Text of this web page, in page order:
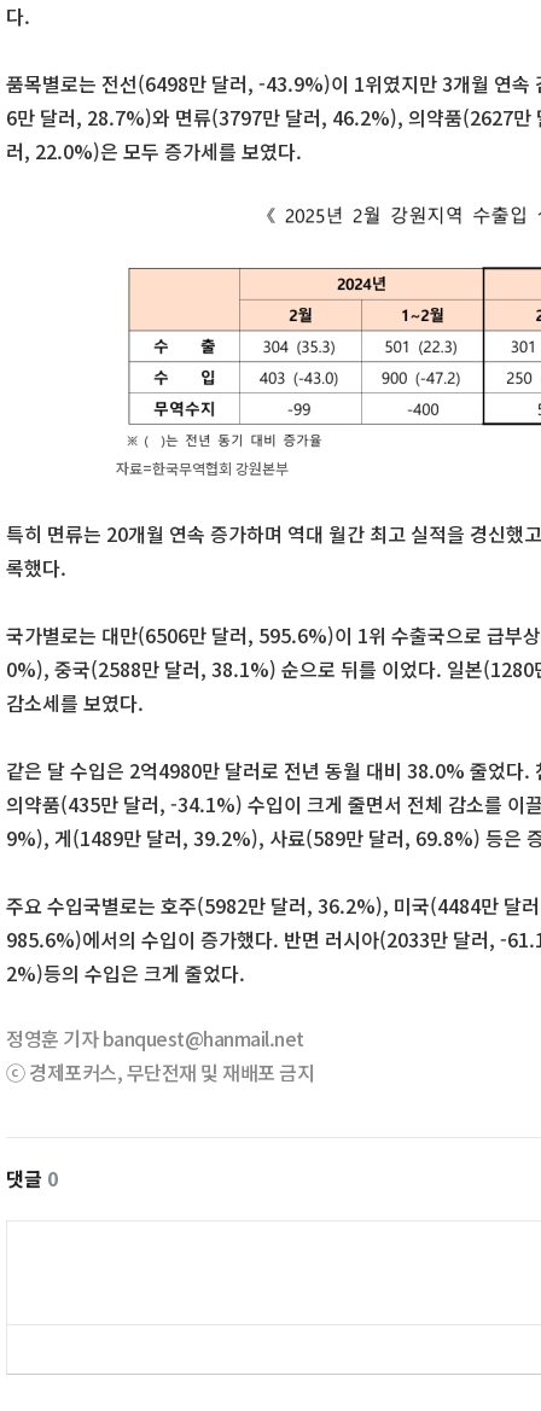
다.
품목별로는 전선(6498만 달러, -43.9%)이 1위였지만 3개월 연속
6만 달러, 28.7%)와 면류(3797만 달러, 46.2%), 의약품(2627
러, 22.0%)은 모두 증가세를 보였다.
자료=한국무역협회 강원본부
특히 면류는 20개월 연속 증가하며 역대 월간 최고 실적을 경신했
록했다.
국가별로는 대만(6506만 달러, 595.6%)이 1위 수출국으로 급부
0%), 중국(2588만 달러, 38.1%) 순으로 뒤를 이었다. 일본
감소세를 보였다.
같은 달 수입은 2억4980만 달러로 전년 동월 대비 38.0% 줄었
의약품(435만 달러, -34.1%) 수입이 크게 줄면서 전체 감소를 이
9%), 게(1489만 달러, 39.2%), 사료(589만 달러, 69.8%) 등은
주요 수입국별로는 호주(5982만 달러, 36.2%), 미국(4484만 달
985.6%)에서의 수입이 증가했다. 반면 러시아(2033만 달러, -
2%)등의 수입은 크게 줄었다.
정영훈 기자 banquest@hanmail.net
ⓒ 경제포커스, 무단전재 및 재배포 금지
댓글 0